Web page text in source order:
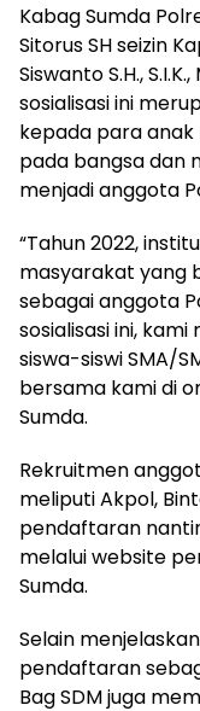
Kabag Sumda
Sitorus SH seizin
Siswanto S.H.,
sosialisasi ini
kepada para anak
pada bangsa dan
menjadi anggota
“Tahun 2022,
masyarakat yang
sebagai anggota
sosialisasi ini,
siswa-siswi SMA/
bersama kami di
Sumda.
Rekruitmen
meliputi Akpol,
pendaftaran
melalui website
Sumda.
Selain
pendaftaran
Bag SDM juga